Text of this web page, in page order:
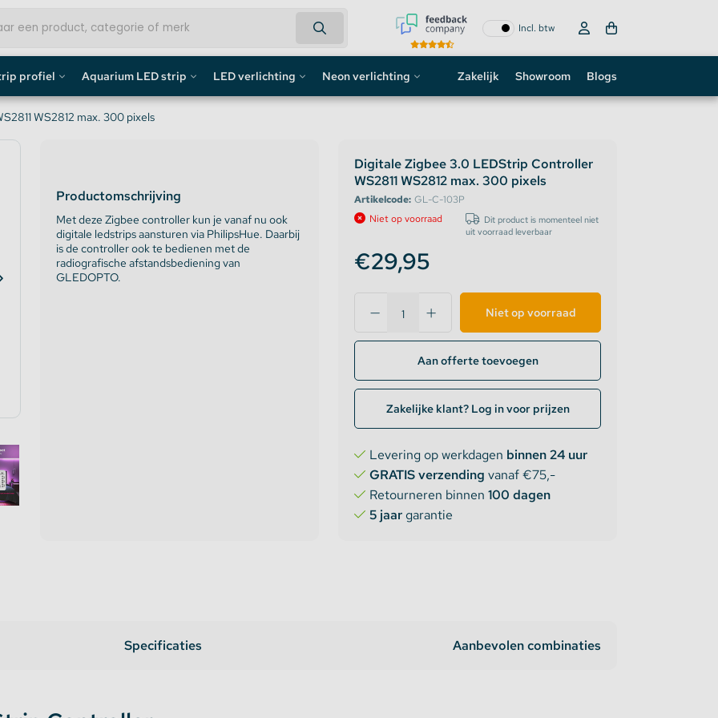
Incl. btw
profiel
profiel
/ Gipsplaten Profiel
Lumines
Aquarium LED strip
Aquarium LED Strips
Aquarium LED Balken
LED verlichting
Overig
Neon verlichting
Custom neon sign
Neon LED strip
Zakelijk Showroom Blogs
WS2812 max. 300 pixels
Productomschrijving
Met deze Zigbee controller kun je vanaf nu ook
digitale ledstrips aansturen via PhilipsHue. Daarbij
is de controller ook te bedienen met de
radiografische afstandsbediening van
GLEDOPTO.
Digitale Zigbee 3.0 LEDStrip Controller
WS2811 WS2812 max. 300 pixels
Artikelcode: GL-C-103P
Niet op voorraad
Dit product is momenteel niet
uit voorraad leverbaar
€29,95
Niet op voorraad
Aan offerte toevoegen
Zakelijke klant? Log in voor prijzen
Levering op werkdagen binnen 24 uur
GRATIS verzending vanaf €75,-
Retourneren binnen 100 dagen
5 jaargarantie
Specificaties Aanbevolen combinaties